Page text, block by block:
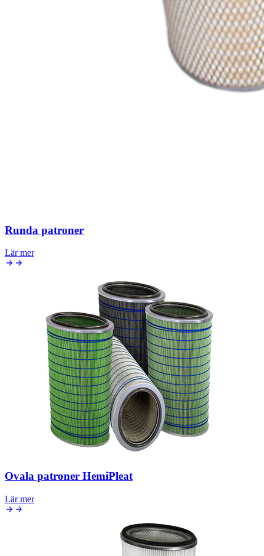
Runda patroner
Lär mer
Ovala patroner HemiPleat
Lär mer